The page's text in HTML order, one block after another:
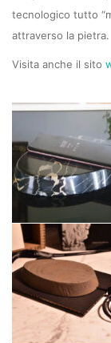
tecnologico tutto
attraverso la pietra.
Visita anche il sito